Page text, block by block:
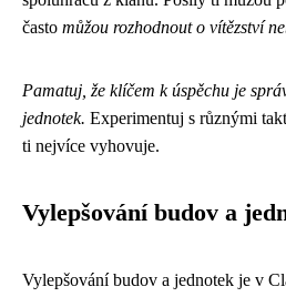
často můžou rozhodnout o vítězství
Pamatuj, že klíčem k úspěchu je
jednotek. Experimentuj s různými
ti nejvíce vyhovuje.
Vylepšování budov a
Vylepšování budov a jednotek je v